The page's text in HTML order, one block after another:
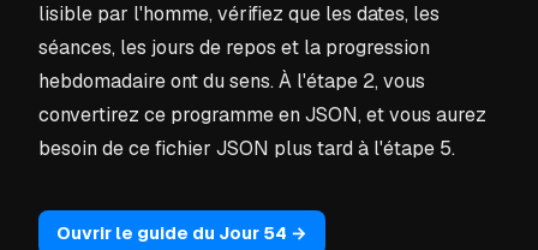
lisible par l'homme, vérifiez que les dates, les
séances, les jours de repos et la progression
hebdomadaire ont du sens. À l'étape 2, vous
convertirez ce programme en JSON, et vous aurez
besoin de ce fichier JSON plus tard à l'étape 5.
Ouvrir le guide du Jour 54 →